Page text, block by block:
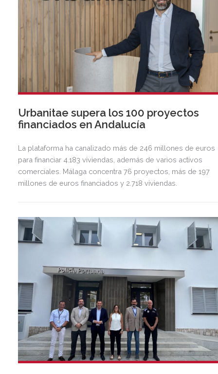
Urbanitae supera los 100 proyectos
financiados en Andalucía
La plataforma ha canalizado más de 246 millones de euros
para financiar 4.183 viviendas, además de varios activos
comerciales. Málaga concentra 76 proyectos, más de 197
millones de euros financiados y 2.718 viviendas.